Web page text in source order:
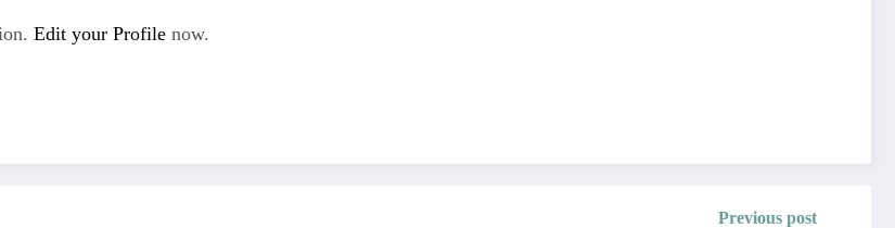
Edit your Profile now.
Previous post